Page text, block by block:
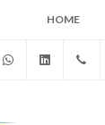
HOME
WhatsAppLinkedin